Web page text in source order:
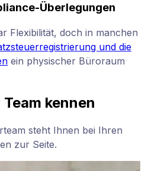
Überlegungen
Flexibilität, doch in manchen
und die
ein physischer Büroraum
kennen
steht Ihnen bei Ihren
zur Seite.